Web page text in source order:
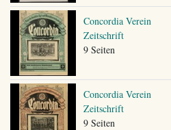
Concordia Verein
Zeitschrift
9 Seiten
Concordia Verein
Zeitschrift
9 Seiten